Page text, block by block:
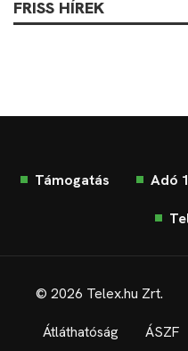
FRISS HÍREK
Támogatás Adó
© 2026 Telex.hu Zrt.
Átláthatóság ÁSZF